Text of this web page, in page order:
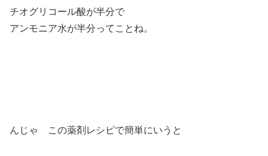
チオグリコール酸が半分で
アンモニア水が半分ってことね。
んじゃ この薬剤レシピで簡単にいうと